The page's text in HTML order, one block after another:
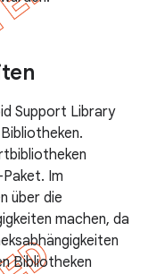
Support Library
Paket. Im
über die
machen, da
Bibliotheken